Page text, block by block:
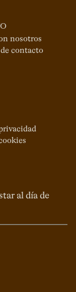
nosotros
contacto
al día de